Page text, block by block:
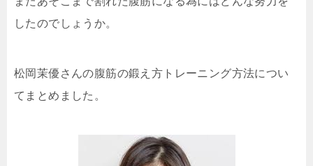
したのでしょうか。
松岡茉優さんの腹筋の鍛え方トレーニング方法につい
てまとめました。